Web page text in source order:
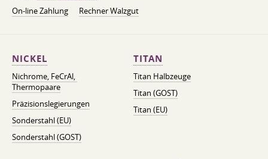
On-line Zahlung
Rechner Walzgut
NICKEL
Nichrome, FeСrAl, ​​
Thermopaare
Präzisionslegierungen
Sonderstahl (EU)
Sonderstahl (GOST)
TITAN
Titan Halbzeuge
Titan (GOST)
Titan (EU)